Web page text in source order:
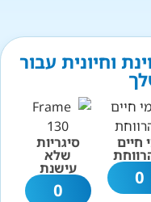
וחיונית עבור
חיים
0
סיגריות
שלא
עישנת
0